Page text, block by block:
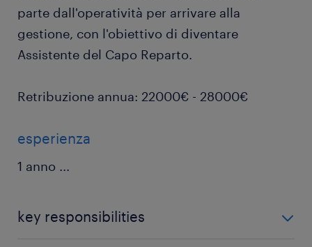
parte dall'operatività per arrivare alla
gestione, con l'obiettivo di diventare
Assistente del Capo Reparto.
Retribuzione annua: 22000€ - 28000€
esperienza
1 anno ...
key responsibilities